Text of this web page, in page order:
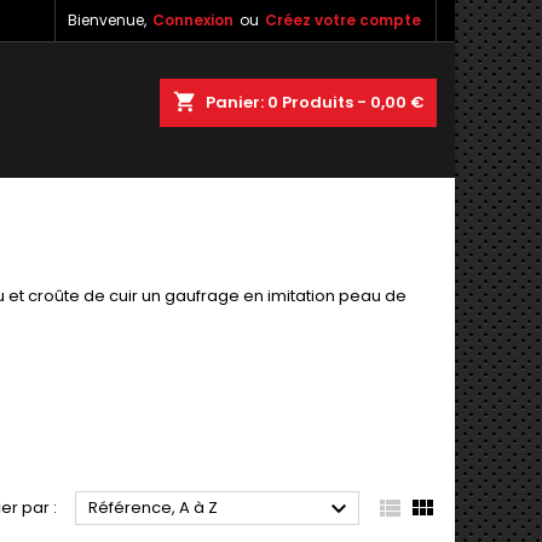
Bienvenue, Connexion ou Créez votre compte
shopping_cart Panier: 0 Produits - 0,00 €
croûte de cuir un gaufrage en imitation peau de
par : Référence, A à Z   